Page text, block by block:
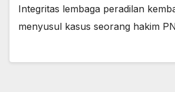
Integritas lembaga peradilan
menyusul kasus seorang hakim